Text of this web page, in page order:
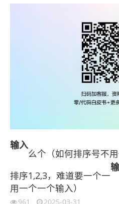
输入
么个（如何排序号不
排序1,2,3，难道要一个一
用一个一个输入）
961 2025-03-31